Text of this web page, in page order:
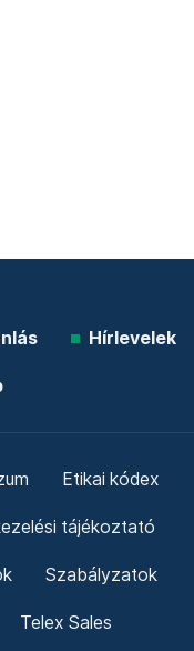
Hírlevelek
Etikai kódex
tájékoztató
Szabályzatok
Telex Sales